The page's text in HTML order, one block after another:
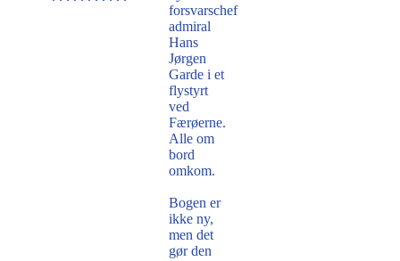
forsvarschef
admiral
Hans
Jørgen
Garde i et
flystyrt
ved
Færøerne.
Alle om
bord
omkom.
Bogen er
ikke ny,
men det
gør den